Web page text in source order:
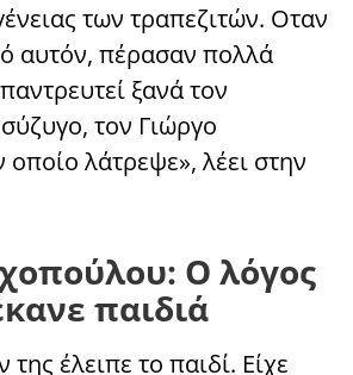
των τραπεζιτών. Οταν
αυτόν, πέρασαν πολλά
ξανά τον
τον Γιώργο
λάτρεψε», λέει στην
Ο λόγος
παιδιά
της έλειπε το παιδί. Είχε